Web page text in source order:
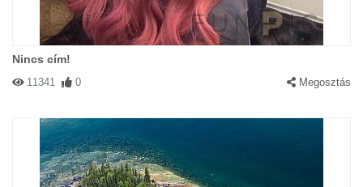
Nincs cím!
11341 0 Megosztás